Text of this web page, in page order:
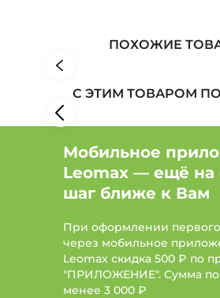
Красота и здоровье: Бренд Arria-Te
Красота и здоровье: Бренд Disaar
ПОХОЖИЕ
С ЭТИМ ТОВАРОМ
Мобильное
Leomax — ещё на
шаг ближе к Вам
При оформлении первого
через мобильное
Leomax скидка 500 ₽ по
"ПРИЛОЖЕНИЕ". Сумма
менее 3 000 ₽